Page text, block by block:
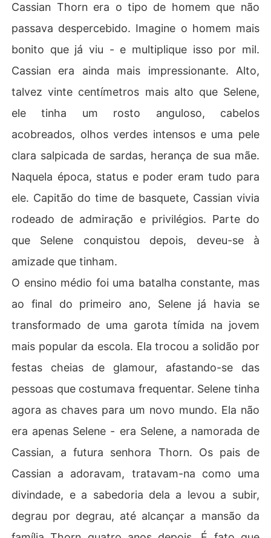
Cassian Thorn era o tipo de homem que não
passava despercebido. Imagine o homem mais
bonito que já viu - e multiplique isso por mil.
Cassian era ainda mais impressionante. Alto,
talvez vinte centímetros mais alto que Selene,
ele tinha um rosto anguloso, cabelos
acobreados, olhos verdes intensos e uma pele
clara salpicada de sardas, herança de sua mãe.
Naquela época, status e poder eram tudo para
ele. Capitão do time de basquete, Cassian vivia
rodeado de admiração e privilégios. Parte do
que Selene conquistou depois, deveu-se à
amizade que tinham.
O ensino médio foi uma batalha constante, mas
ao final do primeiro ano, Selene já havia se
transformado de uma garota tímida na jovem
mais popular da escola. Ela trocou a solidão por
festas cheias de glamour, afastando-se das
pessoas que costumava frequentar. Selene tinha
agora as chaves para um novo mundo. Ela não
era apenas Selene - era Selene, a namorada de
Cassian, a futura senhora Thorn. Os pais de
Cassian a adoravam, tratavam-na como uma
divindade, e a sabedoria dela a levou a subir,
degrau por degrau, até alcançar a mansão da